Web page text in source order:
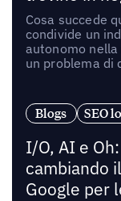
Cosa succede
condivide un
autonomo
un problema di
Blogs SEO
I/O, AI e
cambiando
Google per